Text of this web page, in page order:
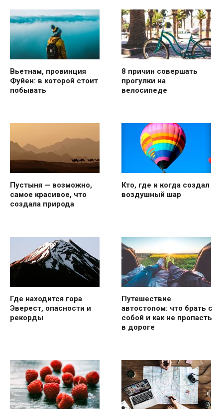
Вьетнам, провинция
Фуйен: в которой стоит
побывать
8 причин совершать
прогулки на
велосипеде
Пустыня — возможно,
самое красивое, что
создала природа
Кто, где и когда создал
воздушный шар
Где находится гора
Эверест, опасности и
рекорды
Путешествие
автостопом: что брать с
собой и как не пропасть
в дороге